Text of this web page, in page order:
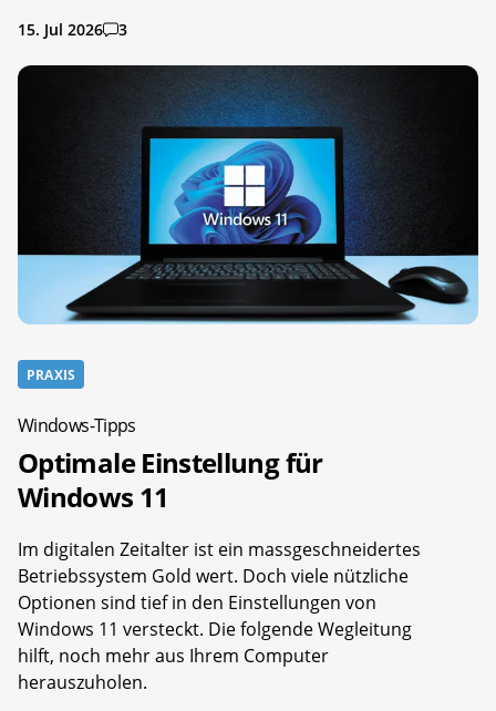
15. Jul 2026 3
PRAXIS
Windows-Tipps
Optimale Einstellung für
Windows 11
Im digitalen Zeitalter ist ein massgeschneidertes
Betriebssystem Gold wert. Doch viele nützliche
Optionen sind tief in den Einstellungen von
Windows 11 versteckt. Die folgende Wegleitung
hilft, noch mehr aus Ihrem Computer
herauszuholen.